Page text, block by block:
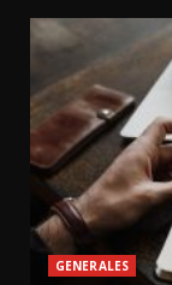
GENERALES